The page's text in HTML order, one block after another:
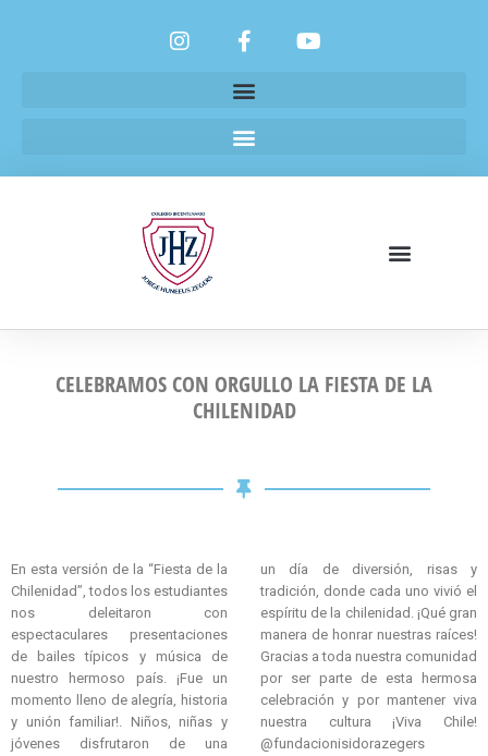
CELEBRAMOS CON ORGULLO LA FIESTA DE LA
CHILENIDAD
En esta versión de la “Fiesta de la
Chilenidad”, todos los estudiantes
nos deleitaron con
espectaculares presentaciones
de bailes típicos y música de
nuestro hermoso país. ¡Fue un
momento lleno de alegría, historia
y unión familiar!. Niños, niñas y
jóvenes disfrutaron de una
un día de diversión, risas y
tradición, donde cada uno vivió el
espíritu de la chilenidad. ¡Qué gran
manera de honrar nuestras raíces!
Gracias a toda nuestra comunidad
por ser parte de esta hermosa
celebración y por mantener viva
nuestra cultura ¡Viva Chile!
@fundacionisidorazegers